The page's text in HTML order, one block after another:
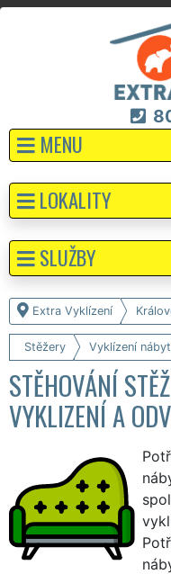
MENU
Extra Vyklízení
Stěžery Vyklízení
STĚHOVÁNÍ
VYKLIZENÍ A
LOKALITY
SLUŽBY